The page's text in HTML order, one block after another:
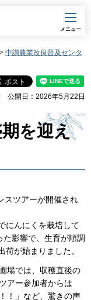
メニュー
> 中讃農業改良普及センタ
公開日：2026年5月22日
を迎え
スツアーが開催され
にんにくを栽培して
影響で、生育が順調
が始まりました。
場では、収穫直後の
アー参加者からは
！」など、驚きの声